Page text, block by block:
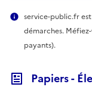
service-public.fr
démarches.
payants).
Papiers -